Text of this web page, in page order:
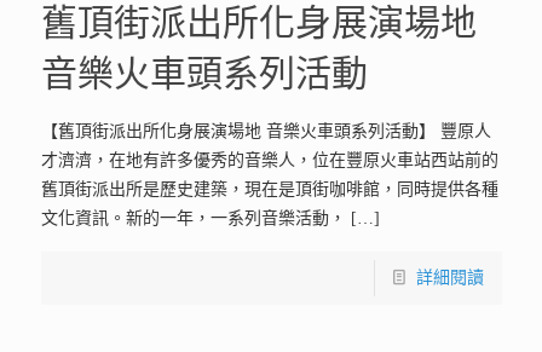
舊頂街派出所化身展演場地
音樂火車頭系列活動
【舊頂街派出所化身展演場地 音樂火車頭系列活動】 豐原人
才濟濟，在地有許多優秀的音樂人，位在豐原火車站西站前的
舊頂街派出所是歷史建築，現在是頂街咖啡館，同時提供各種
文化資訊。新的一年，一系列音樂活動，
[…]
詳細閱讀